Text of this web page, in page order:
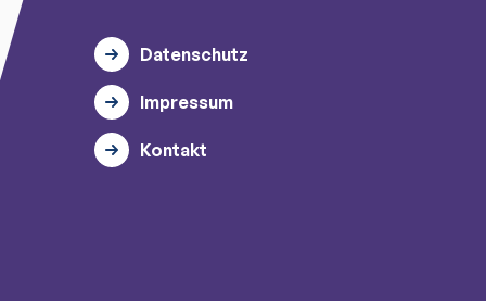
Datenschutz
Impressum
Kontakt